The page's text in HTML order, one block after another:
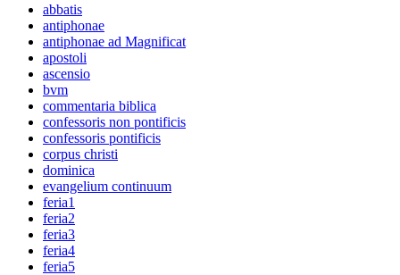
abbatis
antiphonae
antiphonae ad Magnificat
apostoli
ascensio
bvm
commentaria biblica
confessoris non pontificis
confessoris pontificis
corpus christi
dominica
evangelium continuum
feria1
feria2
feria3
feria4
feria5